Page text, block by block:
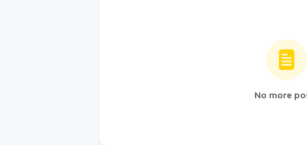
No more